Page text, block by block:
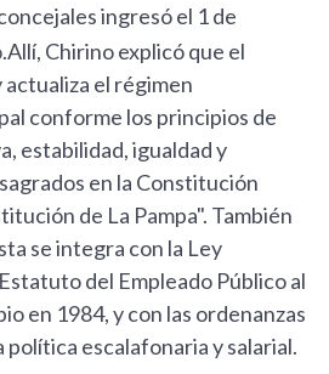
ingresó el 1 de
Chirino explicó que el
el régimen
conforme los principios de
estabilidad, igualdad y
en la Constitución
de La Pampa". También
se integra con la Ley
del Empleado Público al
en 1984, y con las ordenanzas
política escalafonaria y salarial.